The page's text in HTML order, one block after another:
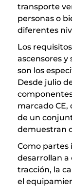
transporte
personas o
diferentes
Los
ascensores
son los
Desde julio
marcado
de un
demuestran
Como partes
desarrollan a
tracción, la
el